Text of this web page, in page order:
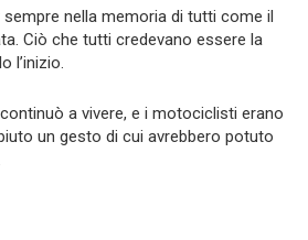
nella memoria di tutti come il
Ciò che tutti credevano essere la
l’inizio.
continuò a vivere, e i motociclisti erano
un gesto di cui avrebbero potuto